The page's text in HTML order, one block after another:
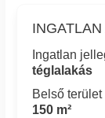
INGATLAN
Ingatlan
téglalakás
Belső terület
150 m²